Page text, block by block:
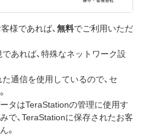
様であれば、 無料でご利用いただ
あれば、特殊なネットワーク設
通信を使用しているので、セ
タはTeraStationの管理に使用す
で、TeraStationに保存されたお客
。